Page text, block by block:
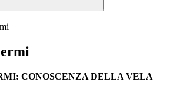
CONOSCENZA DELLA VELA